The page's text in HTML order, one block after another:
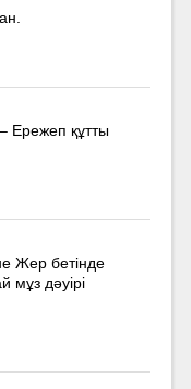
Ережеп құтты
Жер бетінде
мұз дәуірі